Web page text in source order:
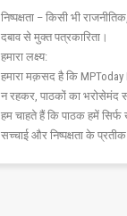
निष्पक्षता – किसी भी
दबाव से मुक्त पत्रकारिता।
हमारा लक्ष्य:
हमारा मक़सद है कि
न रहकर, पाठकों का भरोसेमंद
हम चाहते हैं कि पाठक हमें सिर्फ
सच्चाई और निष्पक्षता के